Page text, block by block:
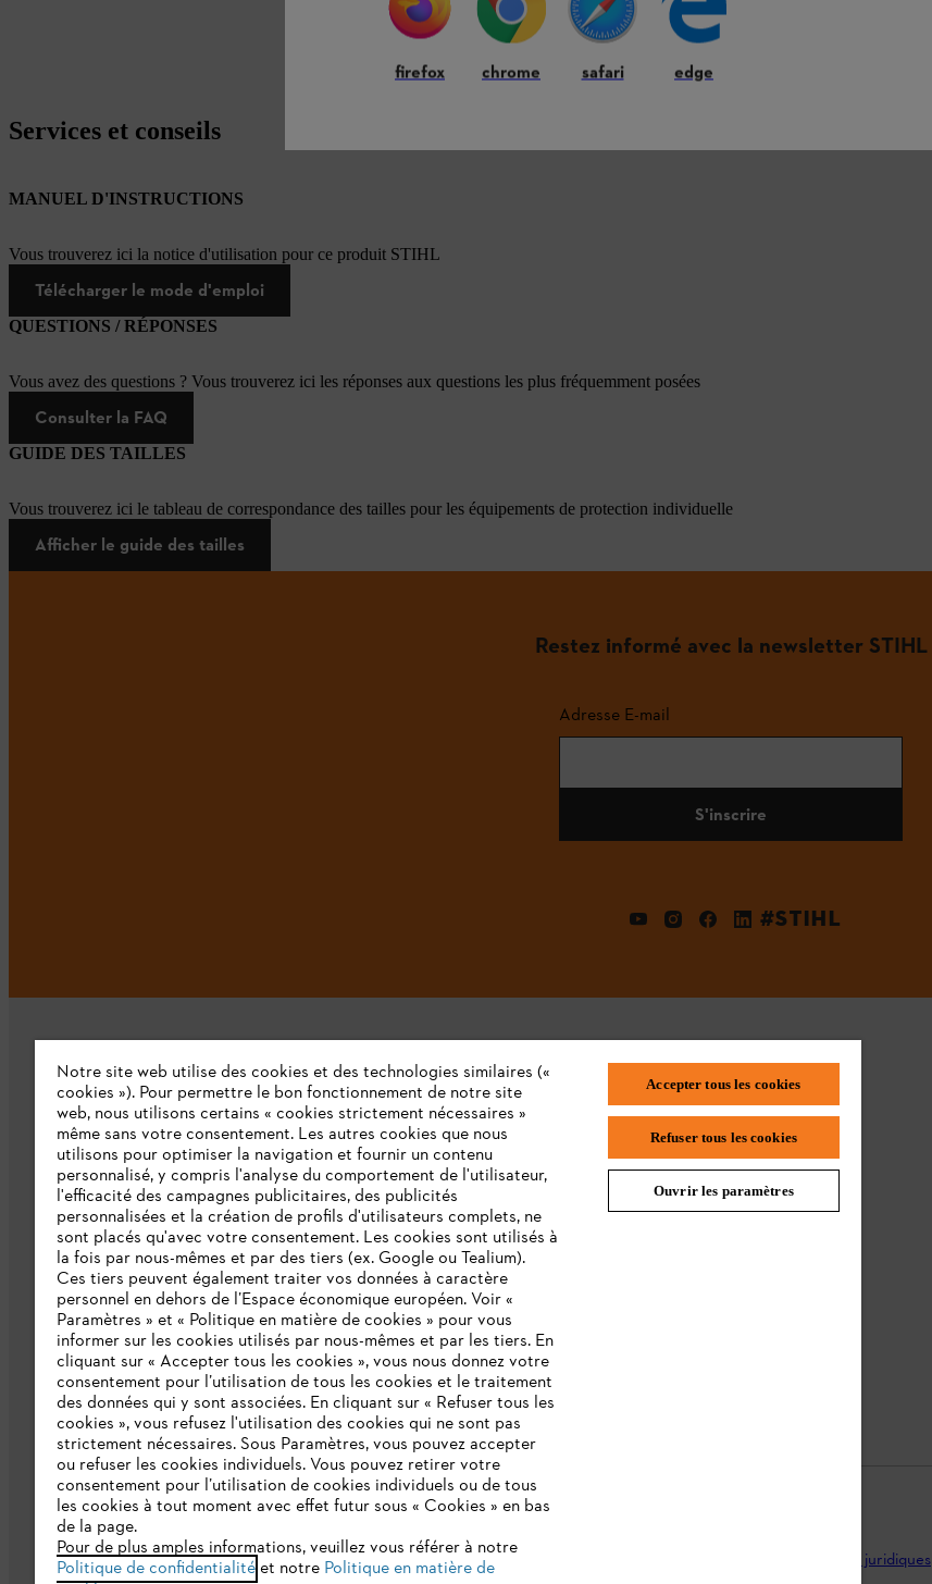
Services et conseils
MANUEL D'INSTRUCTIONS
Vous trouverez ici la notice d'utilisation pour ce produit STIHL
Télécharger le mode d'emploi
QUESTIONS / RÉPONSES
Vous avez des questions ? Vous trouverez ici les réponses aux questions les plus fréquemment posées
Consulter la FAQ
GUIDE DES TAILLES
Vous trouverez ici le tableau de correspondance des tailles pour les équipements de protection individuelle
Afficher le guide des tailles
Restez informé avec la newsletter STIHL
Adresse E-mail
S'inscrire
#STIHL
L'Entreprise
Qui sommes-nous ?
Presse
Emploi
Développement durable
Ligne Intégrité STIHL
Catalogue
STIHL FAQ
L'Enregistrement
Politique de protection des données Mentions légales Informations juridiques
firefox chrome safari edge
Notre site web utilise des cookies et des technologies similaires («
cookies »). Pour permettre le bon fonctionnement de notre site
web, nous utilisons certains « cookies strictement nécessaires »
même sans votre consentement. Les autres cookies que nous
utilisons pour optimiser la navigation et fournir un contenu
personnalisé, y compris l'analyse du comportement de l'utilisateur,
l'efficacité des campagnes publicitaires, des publicités
personnalisées et la création de profils d'utilisateurs complets, ne
sont placés qu'avec votre consentement. Les cookies sont utilisés à
la fois par nous-mêmes et par des tiers (ex. Google ou Tealium).
Ces tiers peuvent également traiter vos données à caractère
personnel en dehors de l’Espace économique européen. Voir «
Paramètres » et « Politique en matière de cookies » pour vous
informer sur les cookies utilisés par nous-mêmes et par les tiers. En
cliquant sur « Accepter tous les cookies », vous nous donnez votre
consentement pour l’utilisation de tous les cookies et le traitement
des données qui y sont associées. En cliquant sur « Refuser tous les
cookies », vous refusez l'utilisation des cookies qui ne sont pas
strictement nécessaires. Sous Paramètres, vous pouvez accepter
ou refuser les cookies individuels. Vous pouvez retirer votre
consentement pour l’utilisation de cookies individuels ou de tous
les cookies à tout moment avec effet futur sous « Cookies » en bas
de la page.
Pour de plus amples informations, veuillez vous référer à notre
Politique de confidentialitéet notre Politique en matière de
Accepter tous les cookies
Refuser tous les cookies
Ouvrir les paramètres